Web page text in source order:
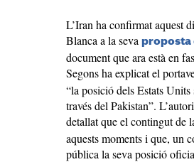
L’Iran ha confirmat aquest
Blanca a la seva proposta
document que ara està en
Segons ha explicat el
“la posició dels Estats Units
través del Pakistan”.
detallat que el contingut de
aquests moments i que, un
pública la seva posició